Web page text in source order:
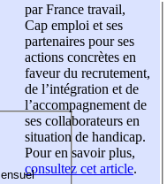
par France travail,
Cap emploi et ses
partenaires pour ses
actions concrètes en
faveur du recrutement,
de l’intégration et de
l’accompagnement de
ses collaborateurs en
situation de handicap.
Pour en savoir plus,
consultez cet article.